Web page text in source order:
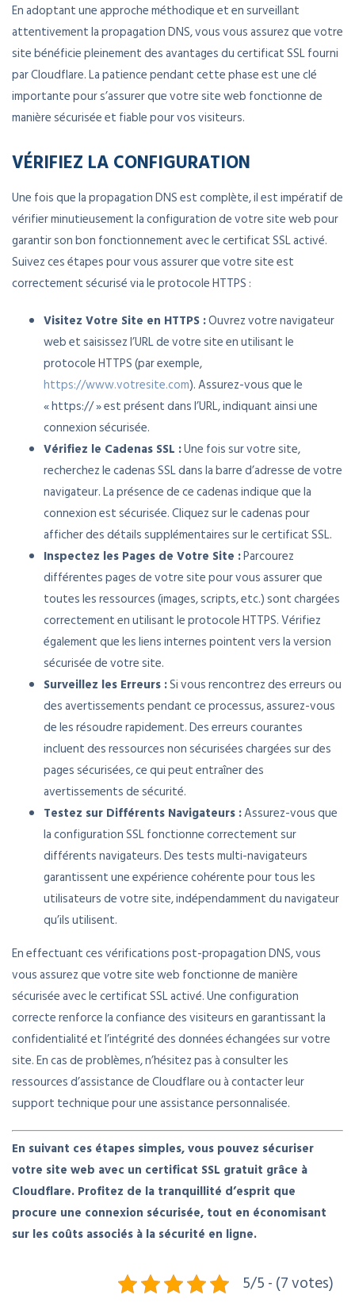
En adoptant une approche méthodique et en surveillant
attentivement la propagation DNS, vous vous assurez que votre
site bénéficie pleinement des avantages du certificat SSL fourni
par Cloudflare. La patience pendant cette phase est une clé
importante pour s’assurer que votre site web fonctionne de
manière sécurisée et fiable pour vos visiteurs.
VÉRIFIEZ LA CONFIGURATION
Une fois que la propagation DNS est complète, il est impératif de
vérifier minutieusement la configuration de votre site web pour
garantir son bon fonctionnement avec le certificat SSL activé.
Suivez ces étapes pour vous assurer que votre site est
correctement sécurisé via le protocole HTTPS :
Visitez Votre Site en HTTPS :Ouvrez votre navigateur
web et saisissez l’URL de votre site en utilisant le
protocole HTTPS (par exemple,
https://www.votresite.com). Assurez-vous que le
« https:// » est présent dans l’URL, indiquant ainsi une
connexion sécurisée.
Vérifiez le Cadenas SSL :Une fois sur votre site,
recherchez le cadenas SSL dans la barre d’adresse de votre
navigateur. La présence de ce cadenas indique que la
connexion est sécurisée. Cliquez sur le cadenas pour
afficher des détails supplémentaires sur le certificat SSL.
Inspectez les Pages de Votre Site :Parcourez
différentes pages de votre site pour vous assurer que
toutes les ressources (images, scripts, etc.) sont chargées
correctement en utilisant le protocole HTTPS. Vérifiez
également que les liens internes pointent vers la version
sécurisée de votre site.
Surveillez les Erreurs :Si vous rencontrez des erreurs ou
des avertissements pendant ce processus, assurez-vous
de les résoudre rapidement. Des erreurs courantes
incluent des ressources non sécurisées chargées sur des
pages sécurisées, ce qui peut entraîner des
avertissements de sécurité.
Testez sur Différents Navigateurs :Assurez-vous que
la configuration SSL fonctionne correctement sur
différents navigateurs. Des tests multi-navigateurs
garantissent une expérience cohérente pour tous les
utilisateurs de votre site, indépendamment du navigateur
qu’ils utilisent.
En effectuant ces vérifications post-propagation DNS, vous
vous assurez que votre site web fonctionne de manière
sécurisée avec le certificat SSL activé. Une configuration
correcte renforce la confiance des visiteurs en garantissant la
confidentialité et l’intégrité des données échangées sur votre
site. En cas de problèmes, n’hésitez pas à consulter les
ressources d’assistance de Cloudflare ou à contacter leur
support technique pour une assistance personnalisée.
En suivant ces étapes simples, vous pouvez sécuriser
votre site web avec un certificat SSL gratuit grâce à
Cloudflare. Profitez de la tranquillité d’esprit que
procure une connexion sécurisée, tout en économisant
sur les coûts associés à la sécurité en ligne.
5/5 - (7 votes)